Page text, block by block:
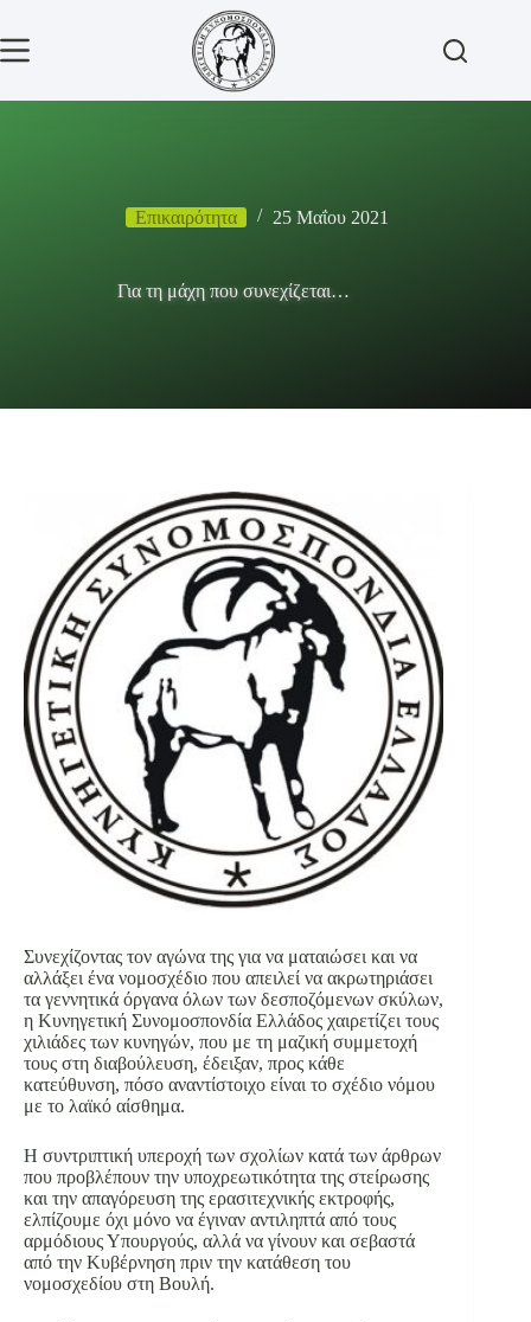
περιεχόμενο
Επικαιρότητα 25 Μαΐου 2021
Για τη μάχη που συνεχίζεται…
Συνεχίζοντας τον αγώνα της για να ματαιώσει και να
αλλάξει ένα νομοσχέδιο που απειλεί να ακρωτηριάσει
τα γεννητικά όργανα όλων των δεσποζόμενων σκύλων,
η Κυνηγετική Συνομοσπονδία Ελλάδος χαιρετίζει τους
χιλιάδες των κυνηγών, που με τη μαζική συμμετοχή
τους στη διαβούλευση, έδειξαν, προς κάθε
κατεύθυνση, πόσο αναντίστοιχο είναι το σχέδιο νόμου
με το λαϊκό αίσθημα.
Η συντριπτική υπεροχή των σχολίων κατά των άρθρων
που προβλέπουν την υποχρεωτικότητα της στείρωσης
και την απαγόρευση της ερασιτεχνικής εκτροφής,
ελπίζουμε όχι μόνο να έγιναν αντιληπτά από τους
αρμόδιους Υπουργούς, αλλά να γίνουν και σεβαστά
από την Κυβέρνηση πριν την κατάθεση του
νομοσχεδίου στη Βουλή.